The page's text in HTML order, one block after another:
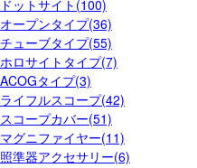
ドットサイト(100)
オープンタイプ(36)
チューブタイプ(55)
ホロサイトタイプ(7)
ACOGタイプ(3)
ライフルスコープ(42)
スコープカバー(51)
マグニファイヤー(11)
照準器アクセサリー(6)